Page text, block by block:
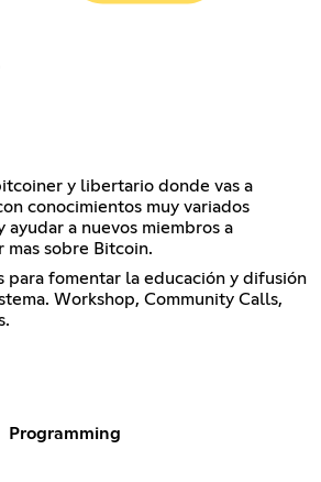
y libertario donde vas a
conocimientos muy variados
ayudar a nuevos miembros a
sobre Bitcoin.
para fomentar la educación y difusión
Workshop, Community Calls,
Programming